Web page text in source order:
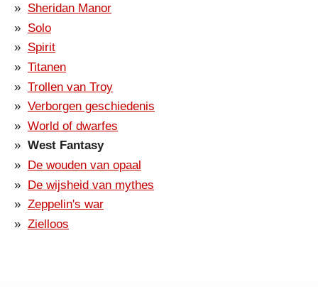
Sheridan Manor
Solo
Spirit
Titanen
Trollen van Troy
Verborgen geschiedenis
World of dwarfes
West Fantasy
De wouden van opaal
De wijsheid van mythes
Zeppelin's war
Zielloos